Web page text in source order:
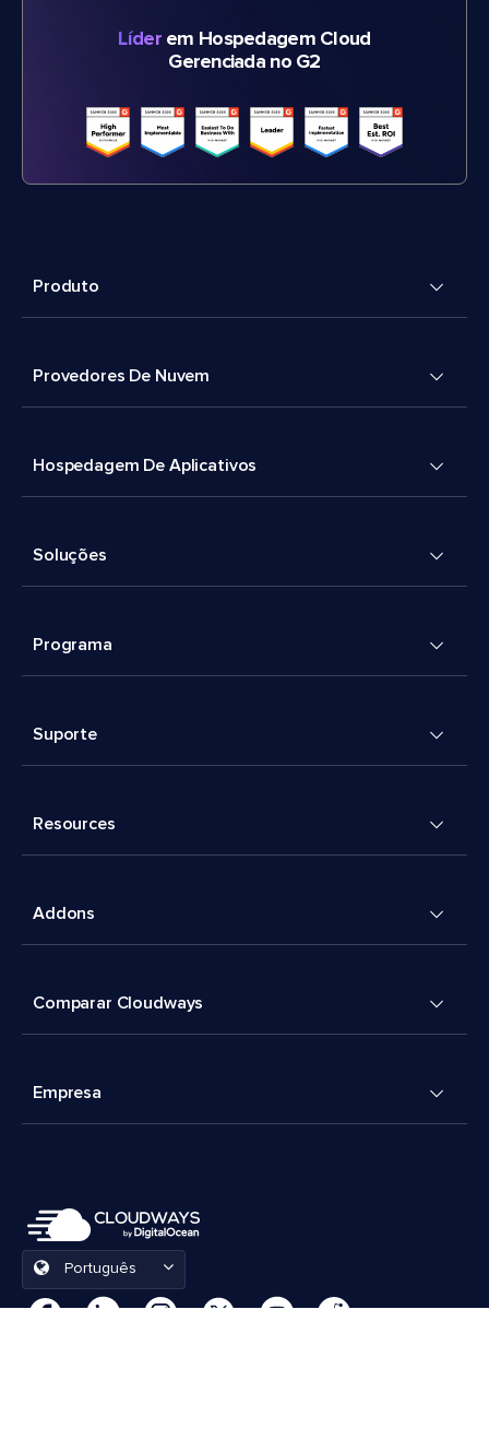
Líderem Hospedagem Cloud
Gerenciada no G2
Produto
Provedores De Nuvem
Hospedagem De Aplicativos
Soluções
Programa
Suporte
Resources
Addons
Comparar Cloudways
Empresa
Português